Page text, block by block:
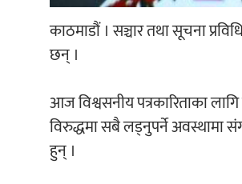
काठमाडौं । सञ्चार तथा सूचना
छन् ।
आज विश्वसनीय पत्रकारिताका
विरुद्धमा सबै लड्नुपर्ने अवस्थामा
हुन् ।